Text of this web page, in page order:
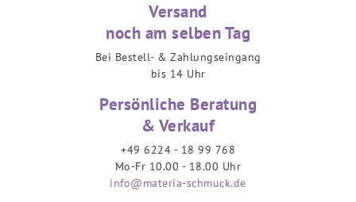
Versand
noch am selben Tag
Bei Bestell- & Zahlungseingang
bis 14 Uhr
Persönliche Beratung
& Verkauf
+49 6224 - 18 99 768
Mo-Fr 10.00 - 18.00 Uhr
info@materia-schmuck.de